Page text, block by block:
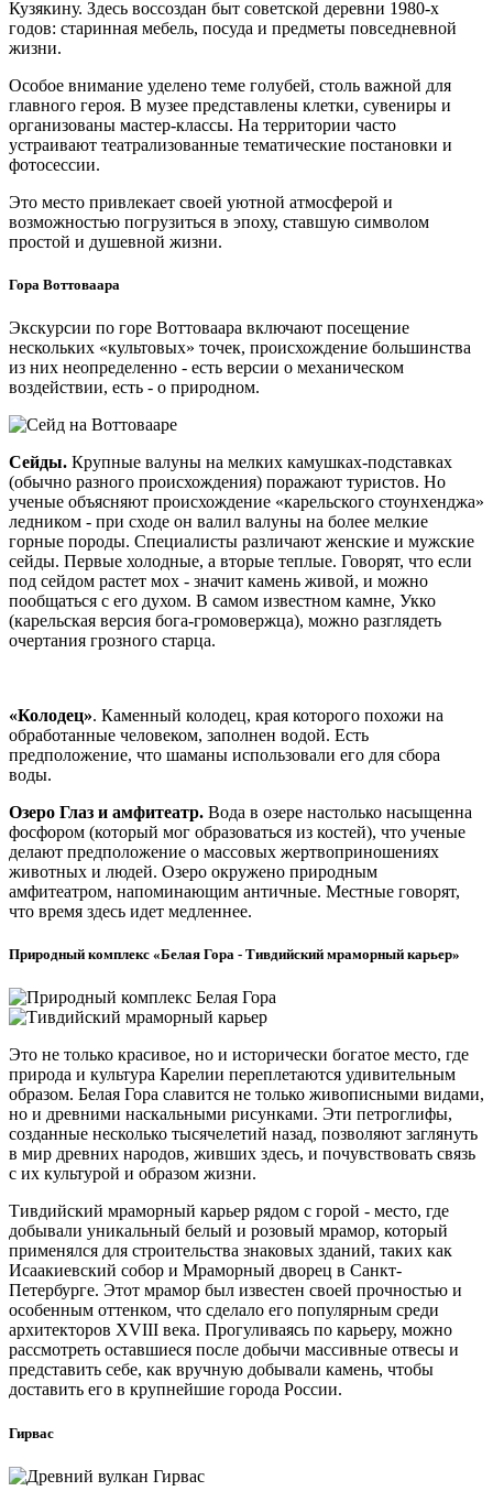
Кузякину. Здесь воссоздан быт советской деревни 1980-х
годов: старинная мебель, посуда и предметы повседневной
жизни.
Особое внимание уделено теме голубей, столь важной для
главного героя. В музее представлены клетки, сувениры и
организованы мастер-классы. На территории часто
устраивают театрализованные тематические постановки и
фотосессии.
Это место привлекает своей уютной атмосферой и
возможностью погрузиться в эпоху, ставшую символом
простой и душевной жизни.
Гора Воттоваара
Экскурсии по горе Воттоваара включают посещение
нескольких «культовых» точек, происхождение большинства
из них неопределенно - есть версии о механическом
воздействии, есть - о природном.
Сейды. Крупные валуны на мелких камушках-подставках
(обычно разного происхождения) поражают туристов. Но
ученые объясняют происхождение «карельского стоунхенджа»
ледником - при сходе он валил валуны на более мелкие
горные породы. Специалисты различают женские и мужские
сейды. Первые холодные, а вторые теплые. Говорят, что если
под сейдом растет мох - значит камень живой, и можно
пообщаться с его духом. В самом известном камне, Укко
(карельская версия бога-громовержца), можно разглядеть
очертания грозного старца.
«Колодец». Каменный колодец, края которого похожи на
обработанные человеком, заполнен водой. Есть
предположение, что шаманы использовали его для сбора
воды.
Озеро Глаз и амфитеатр. Вода в озере настолько насыщенна
фосфором (который мог образоваться из костей), что ученые
делают предположение о массовых жертвоприношениях
животных и людей. Озеро окружено природным
амфитеатром, напоминающим античные. Местные говорят,
что время здесь идет медленнее.
Природный комплекс «Белая Гора - Тивдийский мраморный карьер»
Это не только красивое, но и исторически богатое место, где
природа и культура Карелии переплетаются удивительным
образом. Белая Гора славится не только живописными видами,
но и древними наскальными рисунками. Эти петроглифы,
созданные несколько тысячелетий назад, позволяют заглянуть
в мир древних народов, живших здесь, и почувствовать связь
с их культурой и образом жизни.
Тивдийский мраморный карьер рядом с горой - место, где
добывали уникальный белый и розовый мрамор, который
применялся для строительства знаковых зданий, таких как
Исаакиевский собор и Мраморный дворец в Санкт-
Петербурге. Этот мрамор был известен своей прочностью и
особенным оттенком, что сделало его популярным среди
архитекторов XVIII века. Прогуливаясь по карьеру, можно
рассмотреть оставшиеся после добычи массивные отвесы и
представить себе, как вручную добывали камень, чтобы
доставить его в крупнейшие города России.
Гирвас